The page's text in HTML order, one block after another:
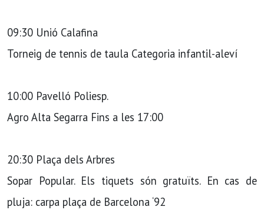
09:30 Unió Calafina
Torneig de tennis de taula Categoria infantil-aleví
10:00 Pavelló Poliesp.
Agro Alta Segarra Fins a les 17:00
20:30 Plaça dels Arbres
Sopar Popular. Els tiquets són gratuïts. En cas de
pluja: carpa plaça de Barcelona ‘92